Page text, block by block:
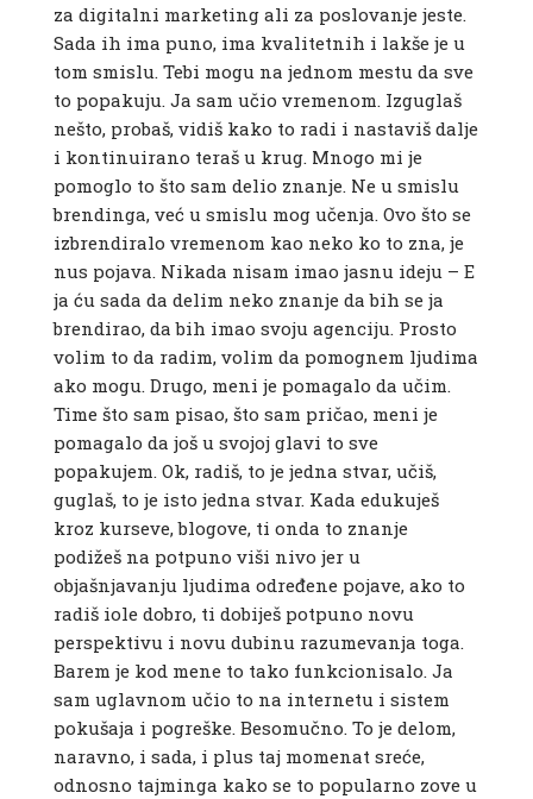
za digitalni marketing ali za poslovanje jeste.
Sada ih ima puno, ima kvalitetnih i lakše je u
tom smislu. Tebi mogu na jednom mestu da sve
to popakuju. Ja sam učio vremenom. Izguglaš
nešto, probaš, vidiš kako to radi i nastaviš dalje
i kontinuirano teraš u krug. Mnogo mi je
pomoglo to što sam delio znanje. Ne u smislu
brendinga, već u smislu mog učenja. Ovo što se
izbrendiralo vremenom kao neko ko to zna, je
nus pojava. Nikada nisam imao jasnu ideju – E
ja ću sada da delim neko znanje da bih se ja
brendirao, da bih imao svoju agenciju. Prosto
volim to da radim, volim da pomognem ljudima
ako mogu. Drugo, meni je pomagalo da učim.
Time što sam pisao, što sam pričao, meni je
pomagalo da još u svojoj glavi to sve
popakujem. Ok, radiš, to je jedna stvar, učiš,
guglaš, to je isto jedna stvar. Kada edukuješ
kroz kurseve, blogove, ti onda to znanje
podižeš na potpuno viši nivo jer u
objašnjavanju ljudima određene pojave, ako to
radiš iole dobro, ti dobiješ potpuno novu
perspektivu i novu dubinu razumevanja toga.
Barem je kod mene to tako funkcionisalo. Ja
sam uglavnom učio to na internetu i sistem
pokušaja i pogreške. Besomučno. To je delom,
naravno, i sada, i plus taj momenat sreće,
odnosno tajminga kako se to popularno zove u